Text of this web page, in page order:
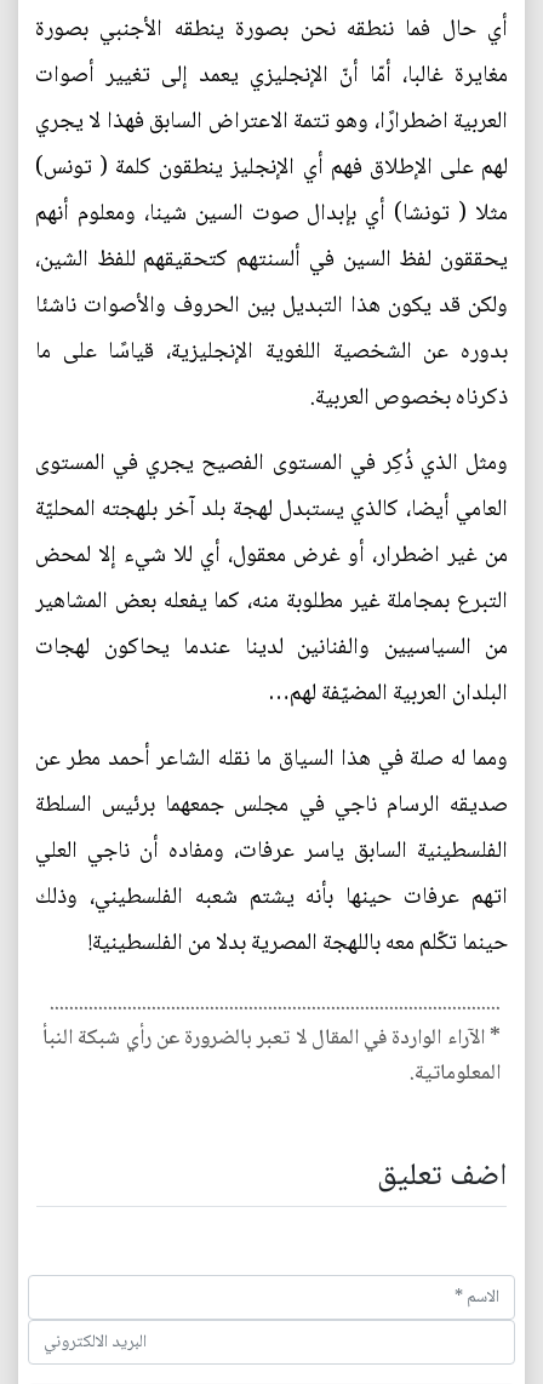
أي حال فما ننطقه نحن بصورة ينطقه الأجنبي بصورة
مغايرة غالبا، أمّا أنّ الإنجليزي يعمد إلى تغيير أصوات
العربية اضطرارًا، وهو تتمة الاعتراض السابق فهذا لا يجري
لهم على الإطلاق فهم أي الإنجليز ينطقون كلمة ( تونس)
مثلا ( تونشا) أي بإبدال صوت السين شينا، ومعلوم أنهم
يحققون لفظ السين في ألسنتهم كتحقيقهم للفظ الشين،
ولكن قد يكون هذا التبديل بين الحروف والأصوات ناشئا
بدوره عن الشخصية اللغوية الإنجليزية، قياسًا على ما
ذكرناه بخصوص العربية.
ومثل الذي ذُكِر في المستوى الفصيح يجري في المستوى
العامي أيضا، كالذي يستبدل لهجة بلد آخر بلهجته المحليّة
من غير اضطرار، أو غرض معقول، أي للا شيء إلا لمحض
التبرع بمجاملة غير مطلوبة منه، كما يفعله بعض المشاهير
من السياسيين والفنانين لدينا عندما يحاكون لهجات
البلدان العربية المضيّفة لهم…
ومما له صلة في هذا السياق ما نقله الشاعر أحمد مطر عن
صديقه الرسام ناجي في مجلس جمعهما برئيس السلطة
الفلسطينية السابق ياسر عرفات، ومفاده أن ناجي العلي
اتهم عرفات حينها بأنه يشتم شعبه الفلسطيني، وذلك
حينما تكّلم معه باللهجة المصرية بدلا من الفلسطينية!
.............................................................................................
* الآراء الواردة في المقال لا تعبر بالضرورة عن رأي شبكة النبأ
المعلوماتية.
اضف تعليق